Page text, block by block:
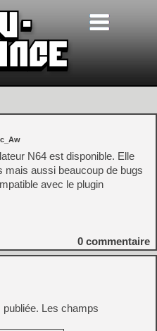
N64 est disponible. Elle
mais aussi beaucoup de bugs
avec le plugin
0 commentaire
Les champs